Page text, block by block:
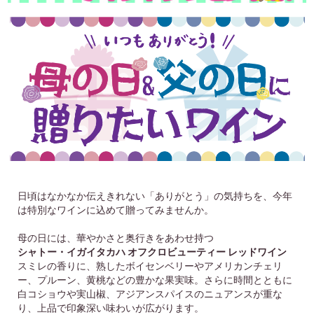
日頃はなかなか伝えきれない「ありがとう」の気持ちを、今年
は特別なワインに込めて贈ってみませんか。
母の日には、華やかさと奥行きをあわせ持つ
シャトー・イガイタカハ オフクロビューティー レッドワイン
スミレの香りに、熟したボイセンベリーやアメリカンチェリ
ー、プルーン、黄桃などの豊かな果実味。さらに時間とともに
白コショウや実山椒、アジアンスパイスのニュアンスが重な
り、上品で印象深い味わいが広がります。